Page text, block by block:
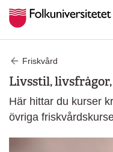
Friskvård
Livsstil,
Här hittar du kurser
övriga